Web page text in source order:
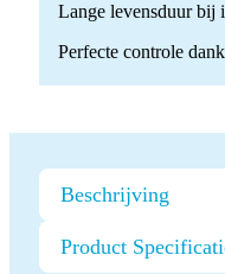
Lange levensduur bij
Perfecte controle
Beschrijving
Product